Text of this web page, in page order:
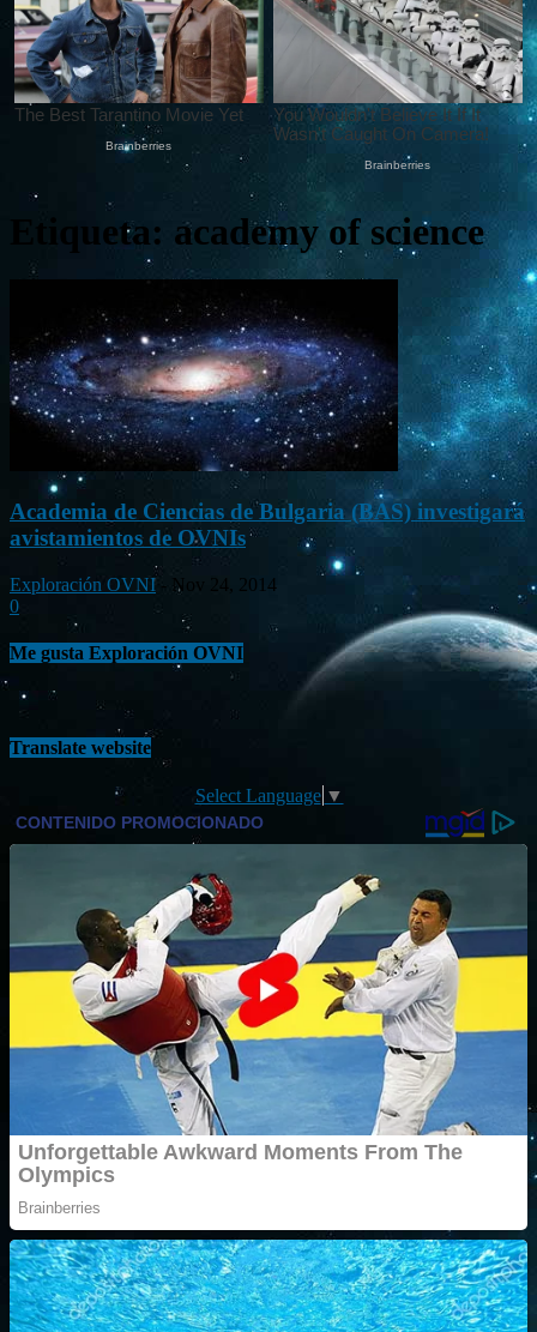
Etiqueta: academy of science
Academia de Ciencias de Bulgaria (BAS) investigará
avistamientos de OVNIs
Exploración OVNI - Nov 24, 2014
0
Me gusta Exploración OVNI
Translate website
Select Language ▼